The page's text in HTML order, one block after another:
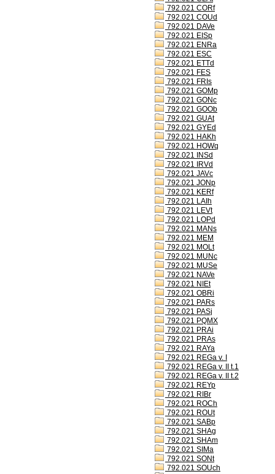
792.021 CORf
792.021 COUd
792.021 DAVe
792.021 EISp
792.021 ENRa
792.021 ESC
792.021 ETTd
792.021 FES
792.021 FRIs
792.021 GOMp
792.021 GONc
792.021 GOOb
792.021 GUAt
792.021 GYEd
792.021 HAKh
792.021 HOWq
792.021 INSd
792.021 IRVd
792.021 JAVc
792.021 JONp
792.021 KERf
792.021 LAIh
792.021 LEVt
792.021 LOPd
792.021 MANs
792.021 MEM
792.021 MOLt
792.021 MUNc
792.021 MUSe
792.021 NAVe
792.021 NIEt
792.021 OBRi
792.021 PARs
792.021 PASj
792.021 PQMX
792.021 PRAi
792.021 PRAs
792.021 RAYa
792.021 REGa v. I
792.021 REGa v. II t.1
792.021 REGa v. II t.2
792.021 REYp
792.021 RIBr
792.021 ROCh
792.021 ROUt
792.021 SABp
792.021 SHAg
792.021 SHAm
792.021 SIMa
792.021 SONt
792.021 SOUch